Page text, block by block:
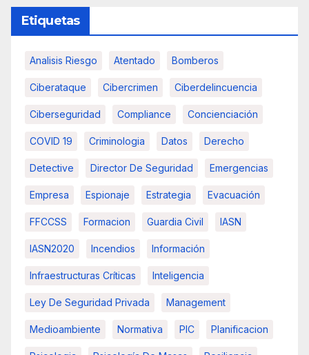
Etiquetas
Analisis Riesgo Atentado Bomberos
Ciberataque Cibercrimen Ciberdelincuencia
Ciberseguridad Compliance Concienciación
COVID 19 Criminologia Datos Derecho
Detective Director De Seguridad Emergencias
Empresa Espionaje Estrategia Evacuación
FFCCSS Formacion Guardia Civil IASN
IASN2020 Incendios Información
Infraestructuras Críticas Inteligencia
Ley De Seguridad Privada Management
Medioambiente Normativa PIC Planificacion